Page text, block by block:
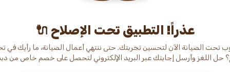
عذراً! التطبيق تحت الإصلاح 🔌
تحت الصيانة الآن لتحسين تجربتك. حتى ننتهي أعمال الصيانة، ما رأيك في
حل اللغز وأرسل إجابتك عبر البريد الإلكتروني لتحصل على خصم خاص من